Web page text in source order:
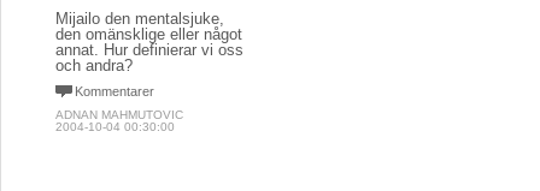
Mijailo den mentalsjuke,
den omänsklige eller något
annat. Hur definierar vi oss
och andra?
Kommentarer
ADNAN MAHMUTOVIC
2004-10-04 00:30:00